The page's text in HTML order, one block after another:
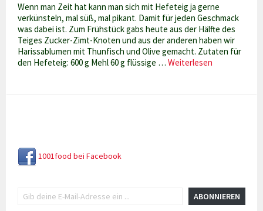
Wenn man Zeit hat kann man sich mit Hefeteig ja gerne
verkünsteln, mal süß, mal pikant. Damit für jeden Geschmack
was dabei ist. Zum Frühstück gabs heute aus der Hälfte des
Teiges Zucker-Zimt-Knoten und aus der anderen haben wir
Harissablumen mit Thunfisch und Olive gemacht. Zutaten für
den Hefeteig: 600 g Mehl 60 g flüssige …Weiterlesen
1001food bei Facebook
ABONNIEREN